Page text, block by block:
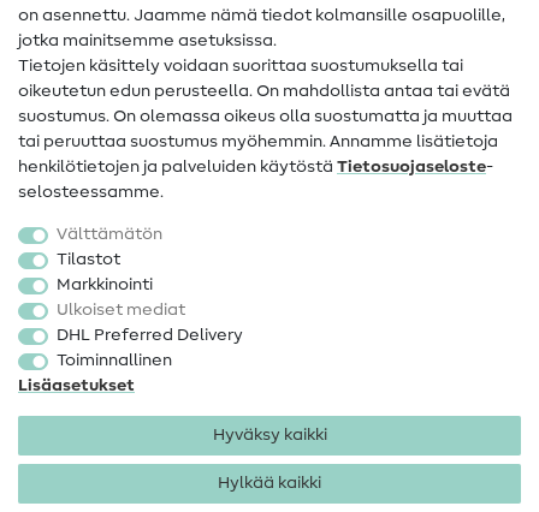
Yhteystiedot
Tietoa omistajanvaihdoksesta
Peruutusoikeus
Suosittu
Kankaat
Ompelutarvikkeet
Ale
on asennettu. Jaamme nämä tiedot kolmansille osapuolille,
jotka mainitsemme asetuksissa.
Tietojen käsittely voidaan suorittaa suostumuksella tai
oikeutetun edun perusteella. On mahdollista antaa tai evätä
suostumus. On olemassa oikeus olla suostumatta ja muuttaa
tai peruuttaa suostumus myöhemmin. Annamme lisätietoja
henkilötietojen ja palveluiden käytöstä Tietosuojaseloste-
selosteessamme.
Välttämätön
Tilastot
Markkinointi
Ulkoiset mediat
DHL Preferred Delivery
Toiminnallinen
Lisäasetukset
Hyväksy kaikki
Hylkää kaikki
Tietosuoja
Käyttöehdot